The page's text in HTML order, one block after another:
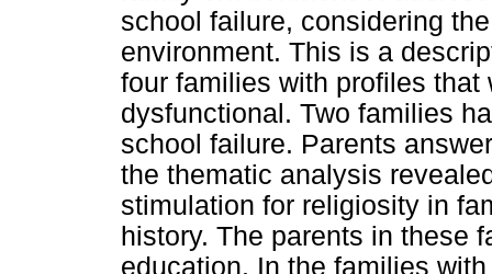
school failure, considering
environment. This is a
four families with profiles
dysfunctional. Two families
school failure. Parents
the thematic analysis
stimulation for religiosity in
history. The parents in these
education. In the families